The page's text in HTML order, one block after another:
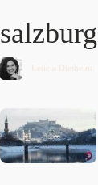
Letícia Diethelm